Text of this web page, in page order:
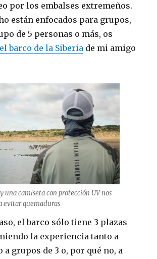
por los embalses extremeños.
están enfocados para grupos,
de 5 personas o más, os
el barco de la Siberia de mi amigo
una camiseta con protección UV nos
evitar quemaduras
el barco sólo tiene 3 plazas
la experiencia tanto a
a grupos de 3 o, por qué no, a